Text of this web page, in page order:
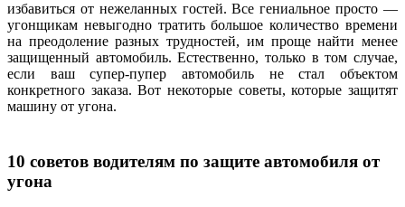
избавиться от нежеланных гостей. Все гениальное просто —
угонщикам невыгодно тратить большое количество времени
на преодоление разных трудностей, им проще найти менее
защищенный автомобиль. Естественно, только в том случае,
если ваш супер-пупер автомобиль не стал объектом
конкретного заказа. Вот некоторые советы, которые защитят
машину от угона.
10 советов водителям по защите автомобиля от
угона